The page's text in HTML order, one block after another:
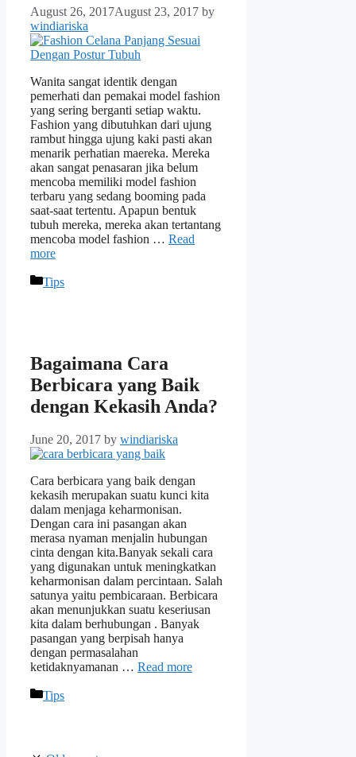
August 26, 2017August 23, 2017 by
windiariska
Wanita sangat identik dengan
pemerhati dan pemakai model fashion
yang sering berganti setiap waktu.
Fashion yang dibutuhkan dari ujung
rambut hingga ujung kaki pasti akan
menarik perhatian maereka. Mereka
akan sangat penasaran jika belum
mencoba memiliki model fashion
terbaru yang sedang booming pada
saat-saat tertentu. Apapun bentuk
tubuh mereka, mereka akan tertantang
mencoba model fashion … Read
more
Categories
Tips
Bagaimana Cara
Berbicara yang Baik
dengan Kekasih Anda?
June 20, 2017 by windiariska
Cara berbicara yang baik dengan
kekasih merupakan suatu kunci kita
dalam menjaga keharmonisan.
Dengan cara ini pasangan akan
merasa nyaman menjalin hubungan
cinta dengan kita.Banyak sekali cara
yang digunakan untuk meningkatkan
keharmonisan dalam percintaan. Salah
satunya yaitu pembicaraan. Berbicara
akan menunjukkan suatu keseriusan
kita dalam berhubungan . Banyak
pasangan yang berpisah hanya
dengan permasalahan
ketidaknyamanan … Read more
Categories
Tips